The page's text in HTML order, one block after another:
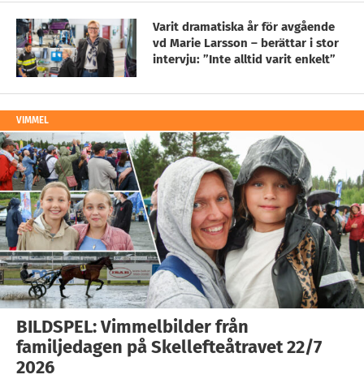
Varit dramatiska år för avgående
vd Marie Larsson – berättar i stor
intervju: ”Inte alltid varit enkelt”
VIMMEL
BILDSPEL: Vimmelbilder från
familjedagen på Skellefteåtravet 22/7
2026